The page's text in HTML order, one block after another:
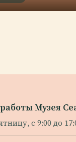
Музея
с 9:00 до